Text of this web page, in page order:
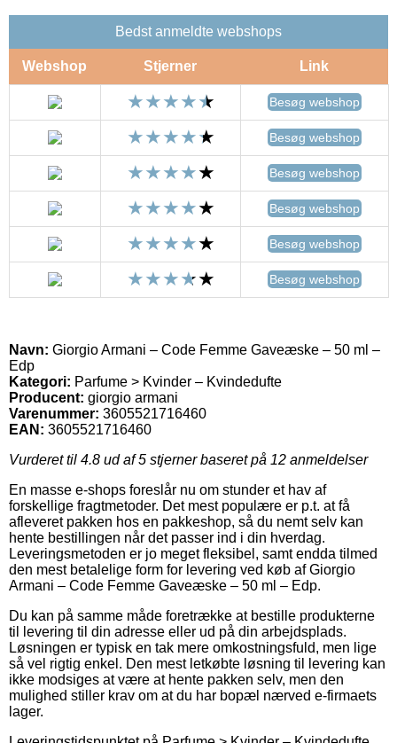
Bedst anmeldte webshops
Webshop Stjerner Link
Besøg webshop
Besøg webshop
Besøg webshop
Besøg webshop
Besøg webshop
Besøg webshop
Navn: Giorgio Armani – Code Femme Gaveæske – 50 ml –
Edp
Kategori: Parfume > Kvinder – Kvindedufte
Producent: giorgio armani
Varenummer: 3605521716460
EAN: 3605521716460
Vurderet til 4.8 ud af 5 stjerner baseret på 12 anmeldelser
En masse e-shops foreslår nu om stunder et hav af
forskellige fragtmetoder. Det mest populære er p.t. at få
afleveret pakken hos en pakkeshop, så du nemt selv kan
hente bestillingen når det passer ind i din hverdag.
Leveringsmetoden er jo meget fleksibel, samt endda tilmed
den mest betalelige form for levering ved køb af Giorgio
Armani – Code Femme Gaveæske – 50 ml – Edp.
Du kan på samme måde foretrække at bestille produkterne
til levering til din adresse eller ud på din arbejdsplads.
Løsningen er typisk en tak mere omkostningsfuld, men lige
så vel rigtig enkel. Den mest letkøbte løsning til levering kan
ikke modsiges at være at hente pakken selv, men den
mulighed stiller krav om at du har bopæl nærved e-firmaets
lager.